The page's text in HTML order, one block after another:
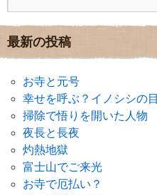
最新の投稿
お寺と元号
幸せを呼ぶ？イノシシの目
掃除で悟りを開いた人物
夜長と長夜
灼熱地獄
富士山でご来光
お寺で厄払い？